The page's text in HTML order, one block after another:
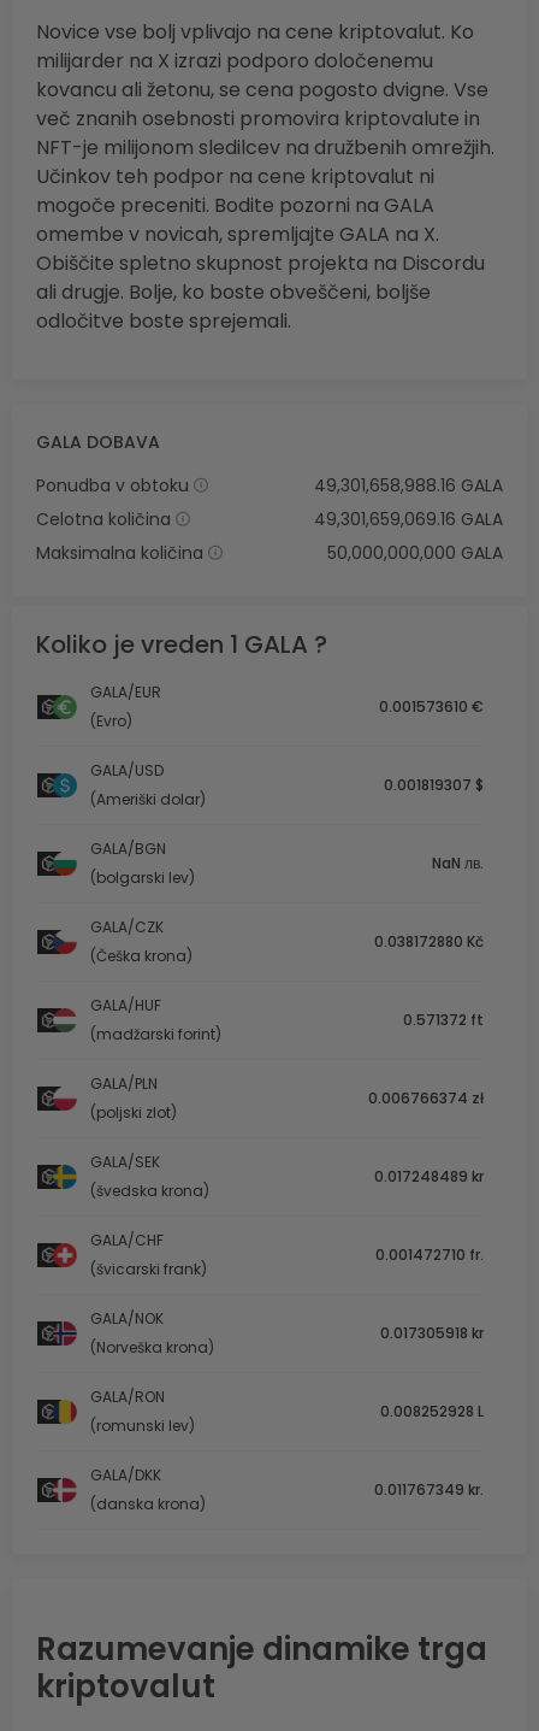
Novice vse bolj vplivajo na cene kriptovalut. Ko
milijarder na X izrazi podporo določenemu
kovancu ali žetonu, se cena pogosto dvigne. Vse
več znanih osebnosti promovira kriptovalute in
NFT-je milijonom sledilcev na družbenih omrežjih.
Učinkov teh podpor na cene kriptovalut ni
mogoče preceniti. Bodite pozorni na GALA
omembe v novicah, spremljajte GALA na X.
Obiščite spletno skupnost projekta na Discordu
ali drugje. Bolje, ko boste obveščeni, boljše
odločitve boste sprejemali.
GALA DOBAVA
Ponudba v obtoku
49,301,658,988.16 GALA
Celotna količina
49,301,659,069.16 GALA
Maksimalna količina
50,000,000,000 GALA
Koliko je vreden 1 GALA ?
GALA/EUR
(Evro)
0.001573610 €
GALA/USD
(Ameriški dolar)
0.001819307 $
GALA/BGN
(bolgarski lev)
NaN лв.
GALA/CZK
(Češka krona)
0.038172880 Kč
GALA/HUF
(madžarski forint)
0.571372 ft
GALA/PLN
(poljski zlot)
0.006766374 zł
GALA/SEK
(švedska krona)
0.017248489 kr
GALA/CHF
(švicarski frank)
0.001472710 fr.
GALA/NOK
(Norveška krona)
0.017305918 kr
GALA/RON
(romunski lev)
0.008252928 L
GALA/DKK
(danska krona)
0.011767349 kr.
Razumevanje dinamike trga
kriptovalut